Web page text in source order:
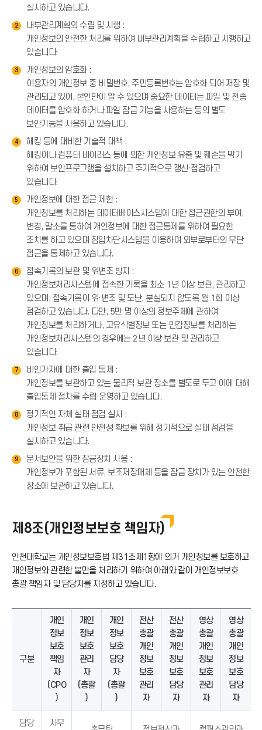
실시하고 있습니다.
2
내부관리계획의 수립 및 시행 :
개인정보의 안전한 처리를 위하여 내부관리계획을 수립하고 시행하고
있습니다.
3
개인정보의 암호화 :
이용자의 개인정보 중 비밀번호, 주민등록번호는 암호화 되어 저장 및
관리되고 있어, 본인만이 알 수 있으며 중요한 데이터는 파일 및 전송
데이터를 암호화 하거나 파일 잠금 기능을 사용하는 등의 별도
보안기능을 사용하고 있습니다.
4
해킹 등에 대비한 기술적 대책 :
해킹이나 컴퓨터 바이러스 등에 의한 개인정보 유출 및 훼손을 막기
위하여 보안프로그램을 설치하고 주기적으로 갱신·점검하고
있습니다.
5
개인정보에 대한 접근 제한 :
개인정보를 처리하는 데이터베이스시스템에 대한 접근권한의 부여,
변경, 말소를 통하여 개인정보에 대한 접근통제를 위하여 필요한
조치를 하고 있으며 침입차단시스템을 이용하여 외부로부터의 무단
접근을 통제하고 있습니다.
6
접속기록의 보관 및 위변조 방지 :
개인정보처리시스템에 접속한 기록을 최소 1년 이상 보관, 관리하고
있으며, 접속기록이 위·변조 및 도난, 분실되지 않도록 월 1회 이상
점검하고 있습니다. 다만, 5만 명 이상의 정보주체에 관하여
개인정보를 처리하거나, 고유식별정보 또는 민감정보를 처리하는
개인정보처리시스템의 경우에는 2년 이상 보관 및 관리하고
있습니다.
7
비인가자에 대한 출입 통제 :
개인정보를 보관하고 있는 물리적 보관 장소를 별도로 두고 이에 대해
출입통제 절차를 수립·운영하고 있습니다.
8
정기적인 자체 실태 점검 실시 :
개인정보 취급 관련 안전성 확보를 위해 정기적으로 실태 점검을
실시하고 있습니다.
9
문서보안을 위한 잠금장치 사용 :
개인정보가 포함된 서류, 보조저장매체 등을 잠금 장치가 있는 안전한
장소에 보관하고 있습니다.
제8조(개인정보보호 책임자)
인천대학교는 개인정보보호법 제31조제1항에 의거 개인정보를 보호하고
개인정보와 관련한 불만을 처리하기 위하여 아래와 같이 개인정보보호
총괄 책임자 및 담당자를 지정하고 있습니다.
구분
개인
정보
보호
책임
자
(CPO
)
개인
정보
보호
관리
자
(총괄
)
개인
정보
보호
담당
자
(총괄
)
전산
총괄
개인
정보
보호
관리
자
전산
총괄
개인
정보
보호
담당
자
영상
총괄
개인
정보
보호
관리
자
영상
총괄
개인
정보
보호
담당
자
담당 사무